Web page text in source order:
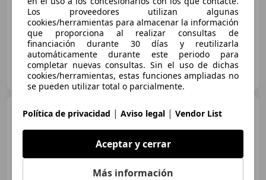
85 kW (116 CV)
FLEXICAR MÁLAGA.
ES-29004 MALAGA
Toyota Yaris Cross
Style
€ 20.990
Los proveedores utilizan algunas
cookies/herramientas para almacenar la información
que proporciona al realizar consultas de
financiación durante 30 días y reutilizarla
automáticamente durante este periodo para
completar nuevas consultas. Sin el uso de dichas
cookies/herramientas, estas funciones ampliadas no
se pueden utilizar total o parcialmente.
Política de privacidad | Aviso legal | Vendor List
Aceptar y cerrar
Más información